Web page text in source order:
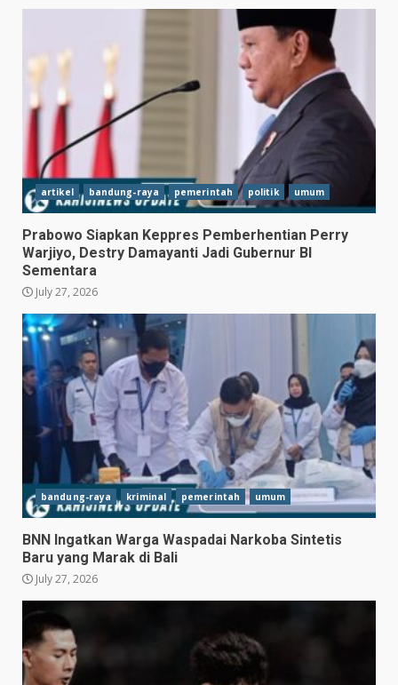
artikel bandung-raya pemerintah politik umum
Prabowo Siapkan Keppres Pemberhentian Perry
Warjiyo, Destry Damayanti Jadi Gubernur BI
Sementara
July 27, 2026
bandung-raya kriminal pemerintah umum
BNN Ingatkan Warga Waspadai Narkoba Sintetis
Baru yang Marak di Bali
July 27, 2026